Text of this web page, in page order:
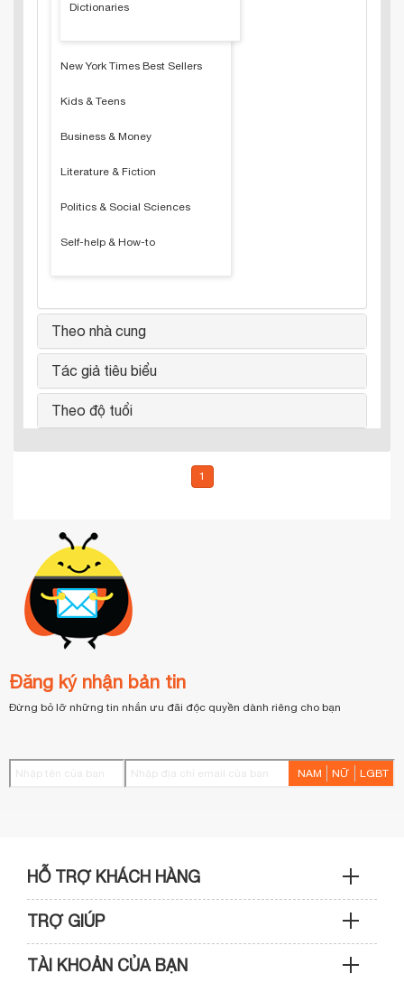
Dictionaries
New York Times Best Sellers
Kids & Teens
Business & Money
Literature & Fiction
Politics & Social Sciences
Self-help & How-to
Theo nhà cung
Tác giả tiêu biểu
Theo độ tuổi
1
Đăng ký nhận bản tin
Đừng bỏ lỡ những tin nhắn ưu đãi độc quyền dành riêng cho bạn
NAM NỮ LGBT
HỖ TRỢ KHÁCH HÀNG
Sản phẩm & Đơn hàng: 0933 109 009
Kỹ thuật & Bảo hành: 0989 439 986
TRỢ GIÚP
Hướng dẫn mua hàng
TÀI KHOẢN CỦA BẠN